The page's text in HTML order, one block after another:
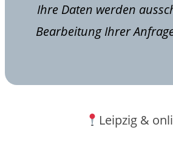
Ihre Daten werden
Bearbeitung Ihrer
Leipzig &